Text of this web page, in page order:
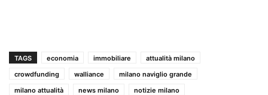
TAGS economia immobiliare
attualità milano
crowdfunding
walliance
milano naviglio grande
milano attualità
news milano notizie milano